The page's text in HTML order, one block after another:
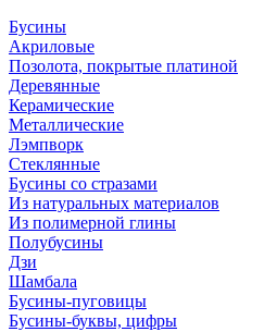
Бусины
Акриловые
Позолота, покрытые платиной
Деревянные
Керамические
Металлические
Лэмпворк
Стеклянные
Бусины со стразами
Из натуральных материалов
Из полимерной глины
Полубусины
Дзи
Шамбала
Бусины-пуговицы
Бусины-буквы, цифры